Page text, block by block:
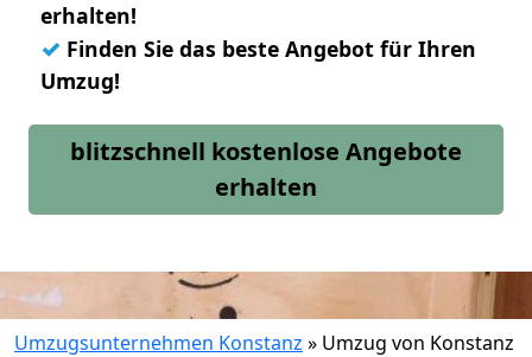
erhalten!
✓ Finden Sie das beste Angebot für Ihren
Umzug!
blitzschnell kostenlose Angebote
erhalten
Umzugsunternehmen Konstanz » Umzug von Konstanz